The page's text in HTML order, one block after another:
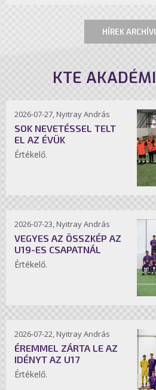
HÍREK
KTE
2026-07-27, Nyitray András
SOK NEVETÉSSEL TELT
EL AZ ÉVÜK
Értékelő.
2026-07-23, Nyitray András
VEGYES AZ ÖSSZKÉP AZ
U19-ES CSAPATNÁL
Értékelő.
2026-07-22, Nyitray András
ÉREMMEL ZÁRTA LE AZ
IDÉNYT AZ U17
Értékelő.